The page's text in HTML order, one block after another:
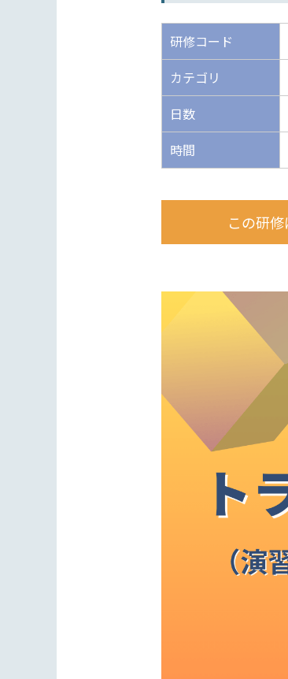
研修コード
カテゴリ
日数
時間
この研